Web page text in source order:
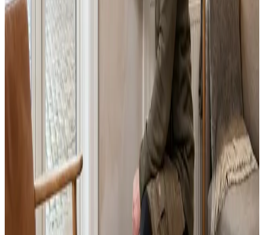
Fast pris uden overraskelser